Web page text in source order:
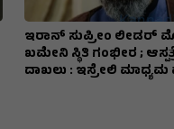
ಇರಾನ್‌ ಸುಪ್ರೀಂ ಲೀಡರ್‌
ಖಮೇನಿ ಸ್ಥಿತಿ ಗಂಭೀರ ;
ದಾಖಲು : ಇಸ್ರೇಲಿ